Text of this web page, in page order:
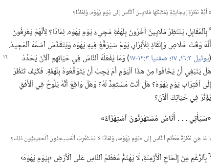
٥ أَيَّةُ نَظْرَةٍ إِيجَابِيَّةٍ يَمْتَلِكُهَا مَلَايِينُ ٱلنَّاسِ إِلَى يَوْمِ يَهْوَهَ،‏ وَلِمَاذَا؟‏
٥بِٱلْمُقَابِلِ،‏ يَنْتَظِرُ مَلَايِينُ آخَرُونَ بِلَهْفَةٍ مَجِيءَ يَوْمِ يَهْوَه.‏ لِمَاذَا؟‏ لِأَنَّهُمْ يَعْرِفُونَ
أَنَّهُ وَقْتُ خَلَاصٍ وَإِنْقَاذٍ لِلْأَبْرَارِ،‏ يَوْمٌ سَيُرَفَّعُ فِيهِ يَهْوَه وَيَتَقَدَّسُ ٱسْمُهُ ٱلْمَجِيدُ.‏
(‏يوئيل ٣:‏١٦،‏ ١٧؛‏ صفنيا ٣:‏١٢-‏١٧ ‏)‏ وَمَا يَفْعَلُهُ ٱلنَّاسُ فِي حَيَاتِهِمِ ٱلْآنَ يُحَدِّدُ
هَلْ يَنْبَغِي أَنْ يَخَافُوا مِنْ هذَا ٱلْيَوْمِ أَمْ يَجِبُ أَنْ يَتَوَقَّعُوهُ بِلَهْفَةٍ.‏ فَكَيْفَ تَنْظُرُ
إِلَى ٱقْتِرَابِ يَوْمِ يَهْوَهَ؟‏ هَلْ أَنْتَ مُسْتَعِدٌّ لَهُ؟‏ وَهَلْ وَاقِعُ أَنَّهُ يَلُوحُ فِي ٱلْأُفُقِ
يُؤَثِّرُ فِي حَيَاتِكَ ٱلْآنَ؟‏
‏«سَيَأْتِي .‏ .‏ .‏ أُنَاسٌ مُسْتَهْزِئُونَ ٱسْتِهْزَاءً»‏
٦ مَا هِيَ نَظْرَةُ مُعْظَمِ ٱلنَّاسِ إِلَى «يَوْمِ يَهْوَهَ»،‏ وَلِمَاذَا لَا يَسْتَغْرِبُ ٱلْمَسِيحِيُّونَ ٱلْحَقِيقِيُّونَ ذلِكَ؟‏
٦بِٱلرَّغْمِ مِنْ إِلْحَاحِ ٱلْأَزْمِنَةِ،‏ لَا يَهْتَمُّ مُعْظَمُ ٱلنَّاسِ عَلَى ٱلْأَرْضِ ‹بِيَوْمِ يَهْوَهَ›